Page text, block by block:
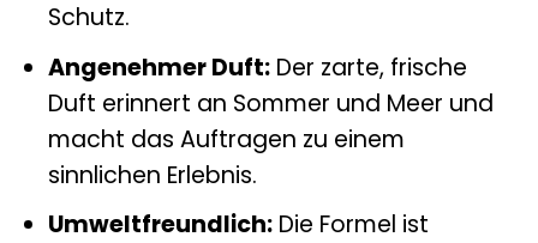
Schutz.
Angenehmer Duft:Der zarte, frische
Duft erinnert an Sommer und Meer und
macht das Auftragen zu einem
sinnlichen Erlebnis.
Umweltfreundlich:Die Formel ist